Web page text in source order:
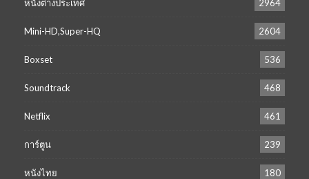
หนังต่างประเทศ 2964
Mini-HD,Super-HQ 2604
Boxset 536
Soundtrack 468
Netflix 461
การ์ตูน 239
หนังไทย 180